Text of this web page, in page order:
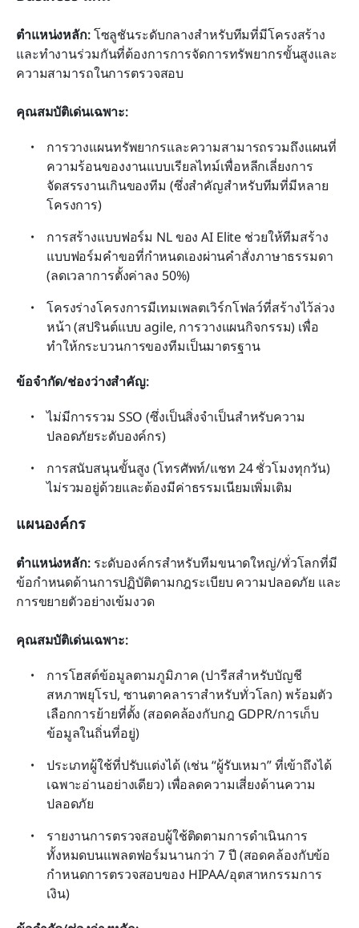
ตำแหน่งหลัก: โซลูชันระดับกลางสำหรับทีมที่มีโครงสร้าง
และทำงานร่วมกันที่ต้องการการจัดการทรัพยากรขั้นสูงและ
ความสามารถในการตรวจสอบ
คุณสมบัติเด่นเฉพาะ:
การวางแผนทรัพยากรและความสามารถรวมถึงแผนที่
ความร้อนของงานแบบเรียลไทม์เพื่อหลีกเลี่ยงการ
จัดสรรงานเกินของทีม (ซึ่งสำคัญสำหรับทีมที่มีหลาย
โครงการ)
การสร้างแบบฟอร์ม NL ของ AI Elite ช่วยให้ทีมสร้าง
แบบฟอร์มคำขอที่กำหนดเองผ่านคำสั่งภาษาธรรมดา
(ลดเวลาการตั้งค่าลง 50%)
โครงร่างโครงการมีเทมเพลตเวิร์กโฟลว์ที่สร้างไว้ล่วง
หน้า (สปรินต์แบบ agile, การวางแผนกิจกรรม) เพื่อ
ทำให้กระบวนการของทีมเป็นมาตรฐาน
ข้อจำกัด/ช่องว่างสำคัญ:
ไม่มีการรวม SSO (ซึ่งเป็นสิ่งจำเป็นสำหรับความ
ปลอดภัยระดับองค์กร)
การสนับสนุนขั้นสูง (โทรศัพท์/แชท 24 ชั่วโมงทุกวัน)
ไม่รวมอยู่ด้วยและต้องมีค่าธรรมเนียมเพิ่มเติม
แผนองค์กร
ตำแหน่งหลัก: ระดับองค์กรสำหรับทีมขนาดใหญ่/ทั่วโลกที่มี
ข้อกำหนดด้านการปฏิบัติตามกฎระเบียบ ความปลอดภัย และ
การขยายตัวอย่างเข้มงวด
คุณสมบัติเด่นเฉพาะ:
การโฮสต์ข้อมูลตามภูมิภาค (ปารีสสำหรับบัญชี
สหภาพยุโรป, ซานตาคลาราสำหรับทั่วโลก) พร้อมตัว
เลือกการย้ายที่ตั้ง (สอดคล้องกับกฎ GDPR/การเก็บ
ข้อมูลในถิ่นที่อยู่)
ประเภทผู้ใช้ที่ปรับแต่งได้ (เช่น “ผู้รับเหมา” ที่เข้าถึงได้
เฉพาะอ่านอย่างเดียว) เพื่อลดความเสี่ยงด้านความ
ปลอดภัย
รายงานการตรวจสอบผู้ใช้ติดตามการดำเนินการ
ทั้งหมดบนแพลตฟอร์มนานกว่า 7 ปี (สอดคล้องกับข้อ
กำหนดการตรวจสอบของ HIPAA/อุตสาหกรรมการ
เงิน)